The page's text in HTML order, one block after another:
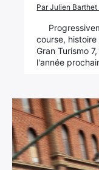
Par Julien
course,
Gran Turismo
l'année